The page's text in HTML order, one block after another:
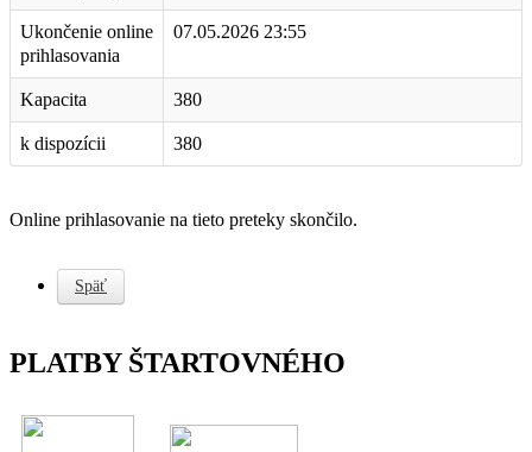
Ukončenie online
prihlasovania
07.05.2026 23:55
Kapacita 380
k dispozícii 380
Online prihlasovanie na tieto preteky skončilo.
Späť
PLATBY ŠTARTOVNÉHO